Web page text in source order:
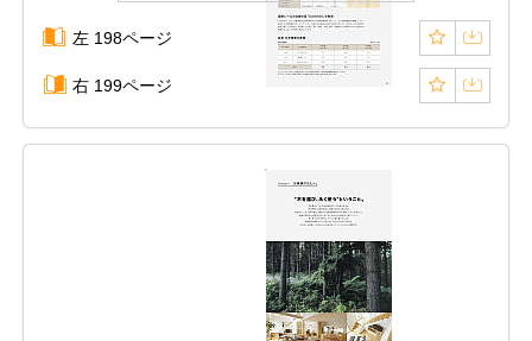
左 198ページ
右 199ページ